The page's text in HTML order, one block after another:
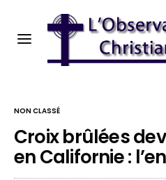
NON CLASSÉ
Croix brûlées
en Californie :